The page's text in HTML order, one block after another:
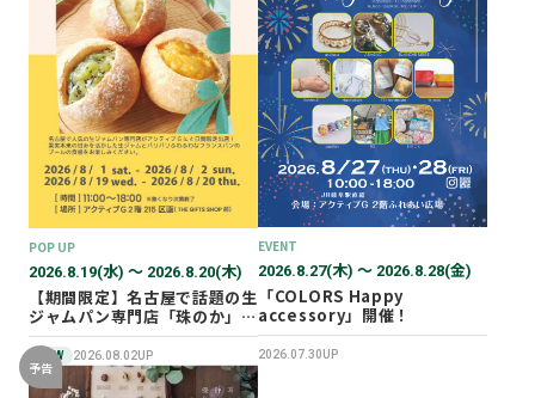
POP UP
2026.8.19(水) 〜 2026.8.20(木)
【期間限定】名古屋で話題の生
ジャムパン専門店「珠のか」
POP UP SHOP
NEW 2026.08.02UP
EVENT
2026.8.27(木) 〜 2026.8.28(金)
「COLORS Happy
accessory」開催！
2026.07.30UP
予告